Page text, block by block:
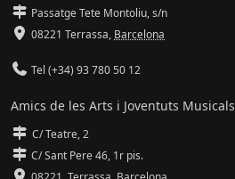
Passatge Tete Montoliu, s/n
08221 Terrassa, Barcelona
Tel (+34) 93 780 50 12
Amics de les Arts i Joventuts Musicals
C/ Teatre, 2
C/ Sant Pere 46, 1r pis.